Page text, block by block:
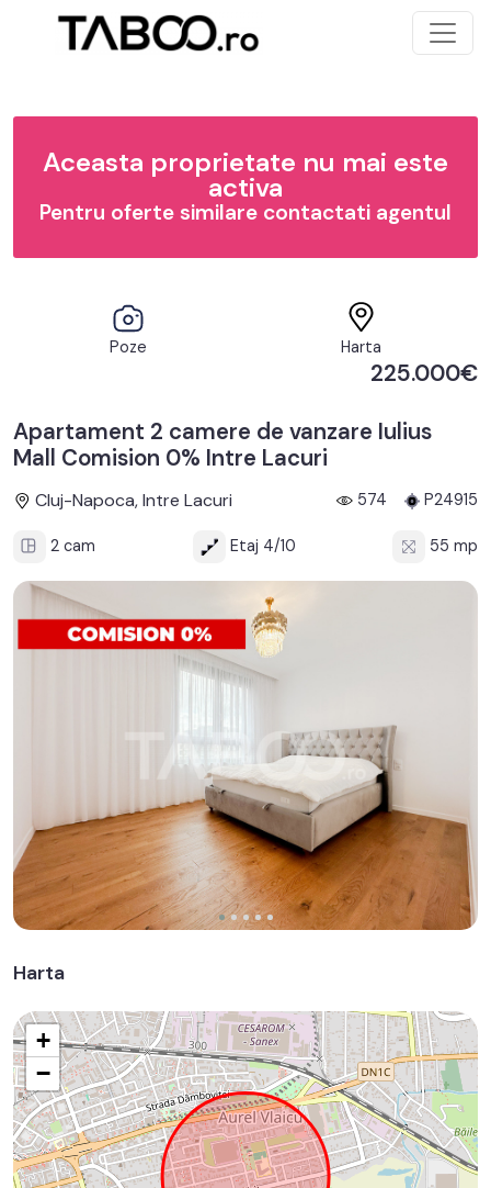
Aceasta proprietate nu mai este
activa
Pentru oferte similare contactati agentul
Poze Harta
225.000€
Apartament 2 camere de vanzare Iulius
Mall Comision 0% Intre Lacuri
Cluj-Napoca, Intre Lacuri 574 P24915
2 cam Etaj 4/10 55 mp
Harta
+
−